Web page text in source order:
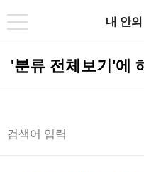
t
g
e
내 안
'분류 전체보기'에